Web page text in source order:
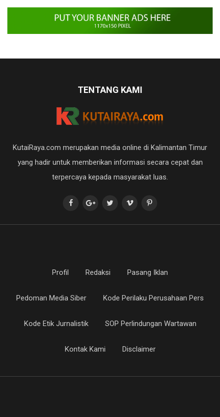
TENTANG KAMI
KutaiRaya.com merupakan media online di Kalimantan Timur
yang hadir untuk memberikan informasi secara cepat dan
terpercaya kepada masyarakat luas.
Profil Redaksi Pasang Iklan
Pedoman Media Siber Kode Perilaku Perusahaan Pers
Kode Etik Jurnalistik SOP Perlindungan Wartawan
Kontak Kami Disclaimer